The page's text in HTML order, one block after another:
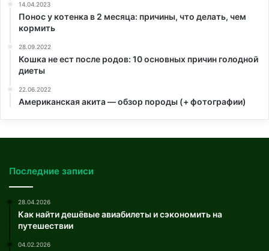
14.04.2023
Понос у котенка в 2 месяца: причины, что делать, чем
кормить
28.09.2022
Кошка не ест после родов: 10 основных причин голодной
диеты
22.06.2022
Американская акита — обзор породы (+ фотографии)
Последние записи
28.04.2026
Как найти дешёвые авиабилеты и сэкономить на
путешествии
04.02.2026